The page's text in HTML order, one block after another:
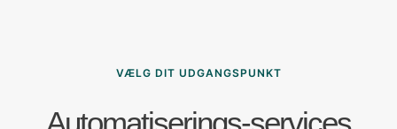
VÆLG DIT UDGANGSPUNKT